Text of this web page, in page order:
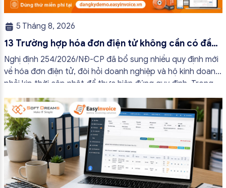
5 Tháng 8, 2026
13 Trường hợp hóa đơn điện tử không cần có đầy
đủ nội dung từ 01/7/2026
Nghị định 254/2026/NĐ-CP đã bổ sung nhiều quy định mới
về hóa đơn điện tử, đòi hỏi doanh nghiệp và hộ kinh doanh
phải kịp thời cập nhật để thực hiện đúng quy định. Trong
bài viết này, hóa đơn điện tử EasyInvoice sẽ chia sẻ 13
trường hợp hóa đơn điện tử không cần […]